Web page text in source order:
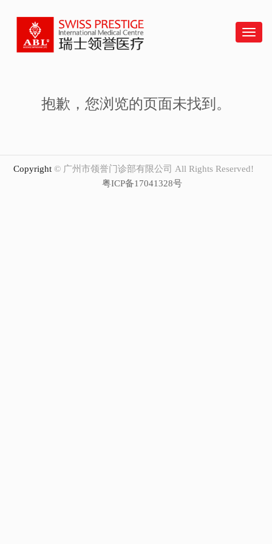
抱歉，您浏览的页面未找到。
Copyright © 广州市领誉门诊部有限公司 All Rights Reserved!
粤ICP备17041328号